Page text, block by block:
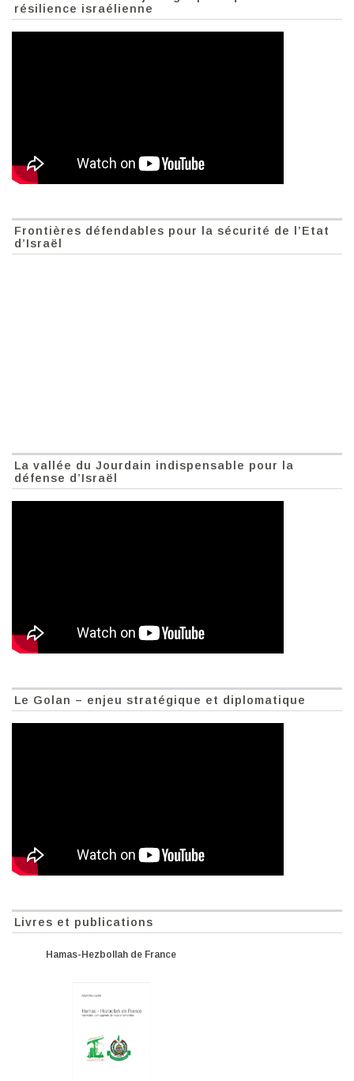
résilience israélienne
Frontières défendables pour la sécurité de l’Etat
d’Israël
La vallée du Jourdain indispensable pour la
défense d’Israël
Le Golan – enjeu stratégique et diplomatique
Livres et publications
Hamas-Hezbollah de France